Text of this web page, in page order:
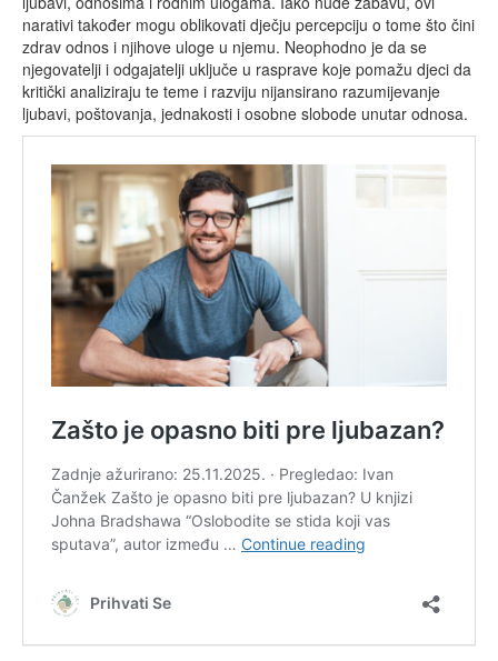
narativi također mogu oblikovati dječju percepciju o tome što čini
zdrav odnos i njihove uloge u njemu. Neophodno je da se
njegovatelji i odgajatelji uključe u rasprave koje pomažu djeci da
kritički analiziraju te teme i razviju nijansirano razumijevanje
ljubavi, poštovanja, jednakosti i osobne slobode unutar odnosa.